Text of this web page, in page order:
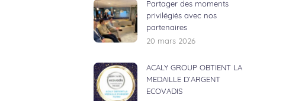
Partager des moments
privilégiés avec nos
partenaires
20 mars 2026
ACALY GROUP OBTIENT LA
MEDAILLE D’ARGENT
ECOVADIS